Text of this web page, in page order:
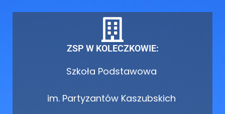
ZSP W KOLECZKOWIE:
Szkoła Podstawowa
im. Partyzantów Kaszubskich